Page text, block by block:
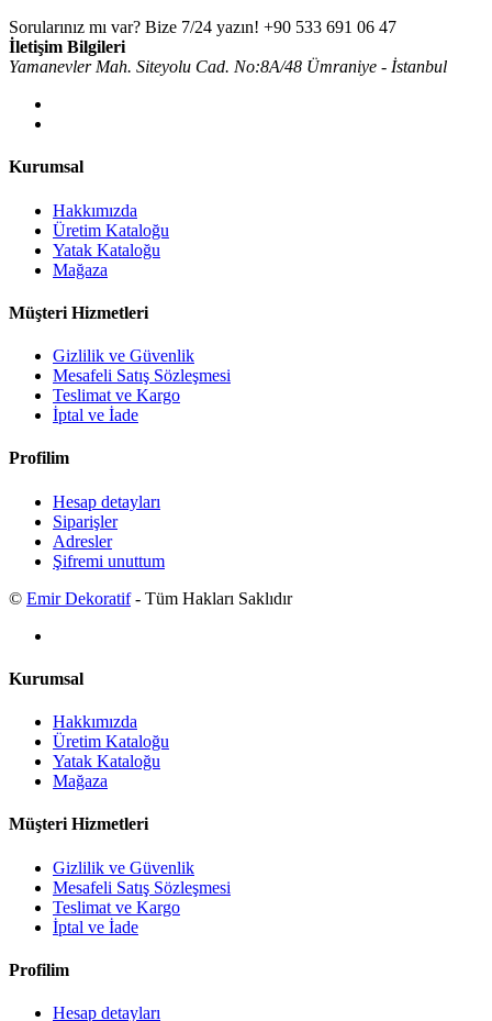
Sorularınız mı var? Bize 7/24 yazın! +90 533 691 06 47
İletişim Bilgileri
Yamanevler Mah. Siteyolu Cad. No:8A/48 Ümraniye - İstanbul
Kurumsal
Hakkımızda
Üretim Kataloğu
Yatak Kataloğu
Mağaza
Müşteri Hizmetleri
Gizlilik ve Güvenlik
Mesafeli Satış Sözleşmesi
Teslimat ve Kargo
İptal ve İade
Profilim
Hesap detayları
Siparişler
Adresler
Şifremi unuttum
© Emir Dekoratif- Tüm Hakları Saklıdır
Kurumsal
Hakkımızda
Üretim Kataloğu
Yatak Kataloğu
Mağaza
Müşteri Hizmetleri
Gizlilik ve Güvenlik
Mesafeli Satış Sözleşmesi
Teslimat ve Kargo
İptal ve İade
Profilim
Hesap detayları